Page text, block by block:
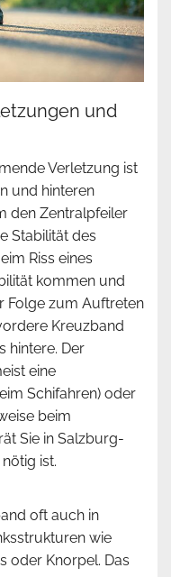
und
Verletzung ist
und hinteren
den Zentralpfeiler
Stabilität des
Riss eines
kommen und
Folge zum Auftreten
Kreuzband
hintere. Der
eine
Schifahren) oder
beim
Sie in Salzburg-
ist.
oft auch in
wie
oder Knorpel. Das